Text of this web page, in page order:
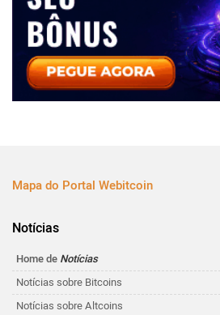
Mapa do Portal Webitcoin
Notícias
Home de Notícias
Notícias sobre Bitcoins
Notícias sobre Altcoins